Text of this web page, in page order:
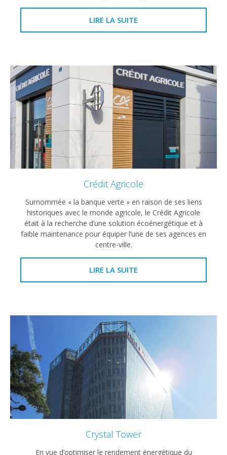
LIRE LA SUITE
Crédit Agricole
Surnommée « la banque verte » en raison de ses liens
historiques avec le monde agricole, le Crédit Agricole
était à la recherche d’une solution écoénergétique et à
faible maintenance pour équiper l’une de ses agences en
centre-ville.
LIRE LA SUITE
Crystal Tower
En vue d’optimiser le rendement énergétique du